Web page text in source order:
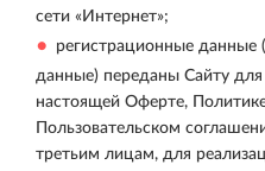
сети «Интернет»;
регистрационные данные
данные) переданы Сайту для
настоящей Оферте,
Пользовательском
третьим лицам, для